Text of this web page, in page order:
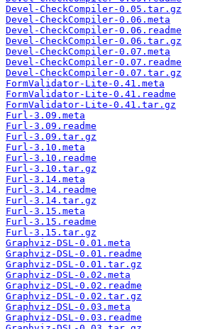
Devel-CheckCompiler-0.05.tar.gz
Devel-CheckCompiler-0.06.meta
Devel-CheckCompiler-0.06.readme
Devel-CheckCompiler-0.06.tar.gz
Devel-CheckCompiler-0.07.meta
Devel-CheckCompiler-0.07.readme
Devel-CheckCompiler-0.07.tar.gz
FormValidator-Lite-0.41.meta
FormValidator-Lite-0.41.readme
FormValidator-Lite-0.41.tar.gz
Furl-3.09.meta
Furl-3.09.readme
Furl-3.09.tar.gz
Furl-3.10.meta
Furl-3.10.readme
Furl-3.10.tar.gz
Furl-3.14.meta
Furl-3.14.readme
Furl-3.14.tar.gz
Furl-3.15.meta
Furl-3.15.readme
Furl-3.15.tar.gz
Graphviz-DSL-0.01.meta
Graphviz-DSL-0.01.readme
Graphviz-DSL-0.01.tar.gz
Graphviz-DSL-0.02.meta
Graphviz-DSL-0.02.readme
Graphviz-DSL-0.02.tar.gz
Graphviz-DSL-0.03.meta
Graphviz-DSL-0.03.readme